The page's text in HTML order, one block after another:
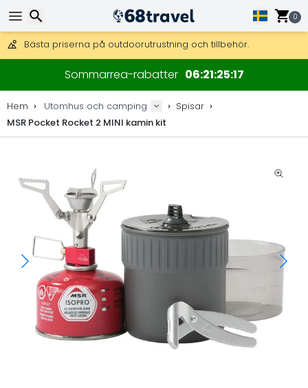
0
DHL Express över natten är också tillgängligt.
30 dagar för retur, 90 dagar för träkartor och dekorationer.
Bästa priserna på outdoorutrustning och tillbehör.
Sommarrea-rabatter 06212517
Hem Utomhus och camping
Spisar
MSR Pocket Rocket 2 MINI kamin kit